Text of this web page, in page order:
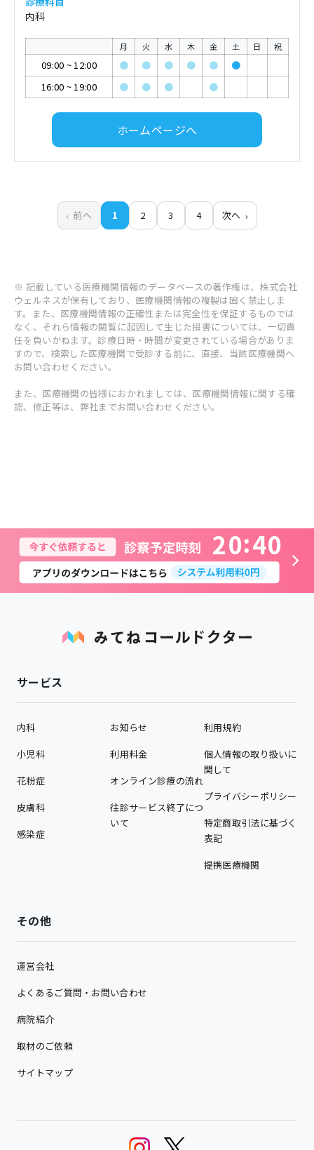
内科
月 火 水 木 金 土 日 祝
09:00 ~12:00 ● ● ● ● ●
●
16:00 ~19:00 ● ● ● ●
ホームページへ
前へ 1 2 3 4 次へ
※ 記載している医療機関情報のデータベースの著作権は、株式会社
ウェルネスが保有しており、医療機関情報の複製は固く禁止しま
す。また、医療機関情報の正確性または完全性を保証するものでは
なく、それら情報の閲覧に起因して生じた損害については、一切責
任を負いかねます。診療日時・時間が変更されている場合がありま
すので、検索した医療機関で受診する前に、直接、当該医療機関へ
お問い合わせください。
また、医療機関の皆様におかれましては、医療機関情報に関する確
認、修正等は、弊社までお問い合わせください。
20 40
サービス
内科
小児科
花粉症
皮膚科
感染症
お知らせ
利用料金
オンライン診療の流れ
往診サービス終了につ
いて
利用規約
個人情報の取り扱いに
関して
プライバシーポリシー
特定商取引法に基づく
表記
提携医療機関
その他
運営会社
よくあるご質問・お問い合わせ
病院紹介
取材のご依頼
サイトマップ